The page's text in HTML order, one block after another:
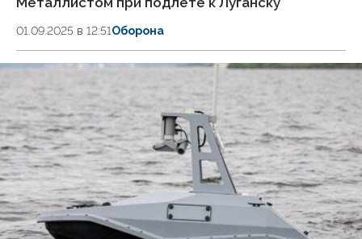
01.09.2025 в 12:51Оборона